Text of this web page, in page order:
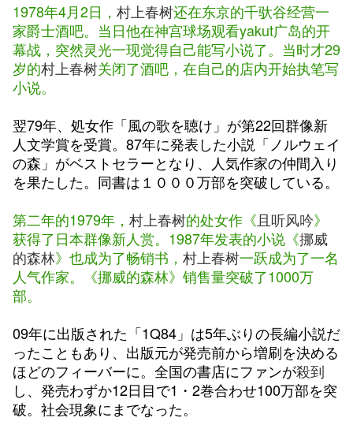
1978年4月2日， 村上春树还在东京的千驮谷经营一
家爵士酒吧。当日他在神宫球场观看yakut广岛的开
幕战，突然灵光一现觉得自己能写小说了。当时才29
岁的村上春树关闭了酒吧，在自己的店内开始执笔写
小说。
翌79年、処女作「風の歌を聴け」が第22回群像新
人文学賞を受賞。87年に発表した小説「ノルウェイ
の森」がベストセラーとなり、人気作家の仲間入り
を果たした。同書は１０００万部を突破している。
第二年的1979年， 村上春树的处女作《且听风吟》
获得了日本群像新人赏。1987年发表的小说《挪威
的森林》也成为了畅销书， 村上春树一跃成为了一名
人气作家。《挪威的森林》销售量突破了1000万
部。
09年に出版された「1Q84」は5年ぶりの長編小説だ
ったこともあり、出版元が発売前から増刷を決める
ほどのフィーバーに。全国の書店にファンが殺到
し、発売わずか12日目で1・2巻合わせ100万部を突
破。社会現象にまでなった。